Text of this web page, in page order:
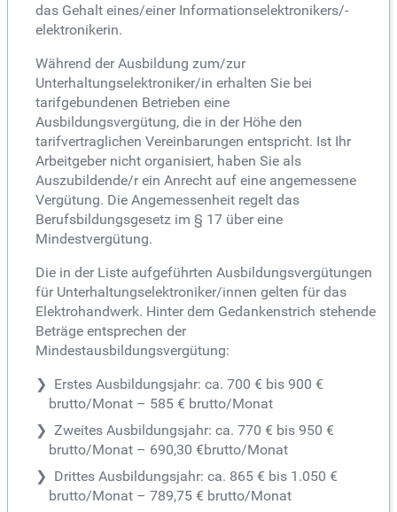
das Gehalt eines/einer Informationselektronikers/-
elektronikerin.
Während der Ausbildung zum/zur
Unterhaltungselektroniker/in erhalten Sie bei
tarifgebundenen Betrieben eine
Ausbildungsvergütung, die in der Höhe den
tarifvertraglichen Vereinbarungen entspricht. Ist Ihr
Arbeitgeber nicht organisiert, haben Sie als
Auszubildende/r ein Anrecht auf eine angemessene
Vergütung. Die Angemessenheit regelt das
Berufsbildungsgesetz im § 17 über eine
Mindestvergütung.
Die in der Liste aufgeführten Ausbildungsvergütungen
für Unterhaltungselektroniker/innen gelten für das
Elektrohandwerk. Hinter dem Gedankenstrich stehende
Beträge entsprechen der
Mindestausbildungsvergütung:
Erstes Ausbildungsjahr: ca. 700 € bis 900 €
brutto/Monat – 585 € brutto/Monat
Zweites Ausbildungsjahr: ca. 770 € bis 950 €
brutto/Monat – 690,30 €brutto/Monat
Drittes Ausbildungsjahr: ca. 865 € bis 1.050 €
brutto/Monat – 789,75 € brutto/Monat